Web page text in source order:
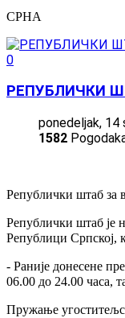
СРНА
0
РЕПУБЛИЧКИ
ponedeljak,
1582
Републички штаб за
Републички штаб је
Републици Српској,
- Раније донесене
06.00 до 24.00 часа,
Пружање